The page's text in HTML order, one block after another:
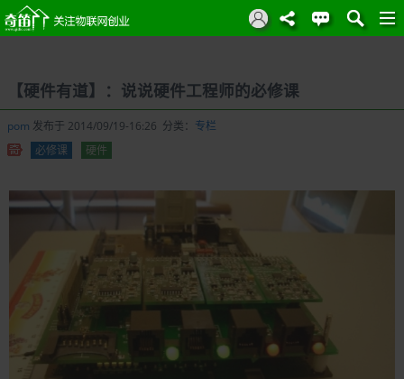
【硬件有道】：说说硬件工程师的必修课
pom 发布于 2014/09/19-16:26 分类： 专栏
必修课
硬件